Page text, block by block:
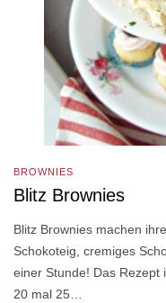
BROWNIES
Blitz Brownies
Blitz Brownies machen
Schokoteig, cremiges
einer Stunde! Das Rezept
20 mal 25…